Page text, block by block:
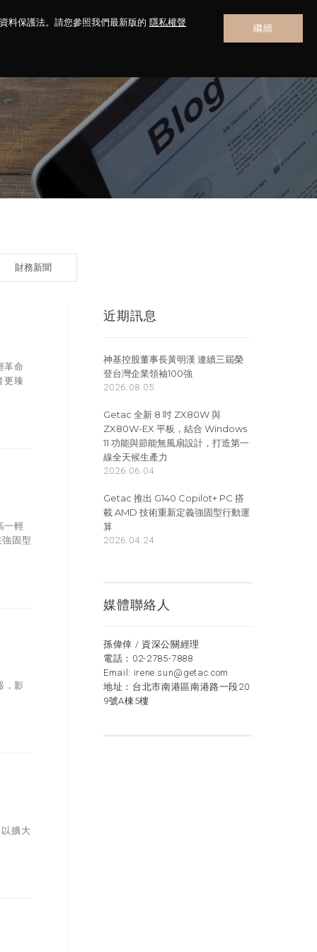
料保護法。請您參照我們最新版的 隱私權聲
繼續
聯絡我們
財務新聞
革命
更臻
一輕
固型
，影
擴大
近期訊息
神基控股董事長黃明漢 連續三屆榮
登台灣企業領袖100強
2026.08.05
Getac 全新 8 吋 ZX80W 與
ZX80W-EX 平板，結合 Windows
11 功能與節能無風扇設計，打造第一
線全天候生產力
2026.06.04
Getac 推出 G140 Copilot+ PC 搭
載 AMD 技術重新定義強固型行動運
算
2026.04.24
媒體聯絡人
孫偉倖 / 資深公關經理
電話： 02-2785-7888
Email: irene.sun@getac.com
地址：台北市南港區南港路一段20
9號A棟5樓